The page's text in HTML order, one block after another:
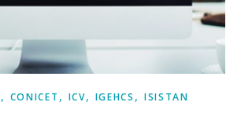
, CONICET , ICV, IGEHCS , ISISTAN